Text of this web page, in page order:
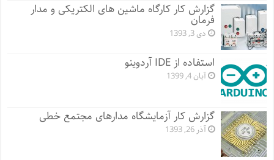
گزارش کار کارگاه ماشین های الکتریکی و مدار
فرمان
دی 3, 1393
استفاده از IDE آردوینو
آبان 4, 1399
گزارش کار آزمایشگاه مدارهای مجتمع خطی
آذر 26, 1393